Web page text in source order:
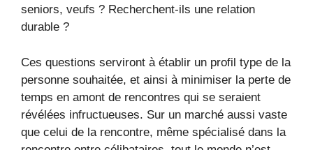
seniors, veufs ? Recherchent-ils une relation
durable ?
Ces questions serviront à établir un profil type de la
personne souhaitée, et ainsi à minimiser la perte de
temps en amont de rencontres qui se seraient
révélées infructueuses. Sur un marché aussi vaste
que celui de la rencontre, même spécialisé dans la